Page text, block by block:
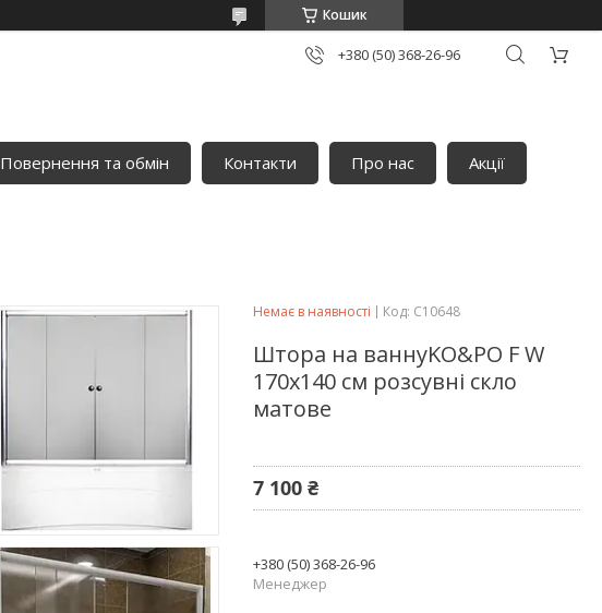
Кошик
+380 (50) 368-26-96
Повернення та обмін Контакти Про нас Акції
Немає в наявності Код: C10648
Штора на ваннуKO&PO F W
170х140 см розсувні скло
матове
7 100 ₴
+380 (50) 368-26-96
Менеджер